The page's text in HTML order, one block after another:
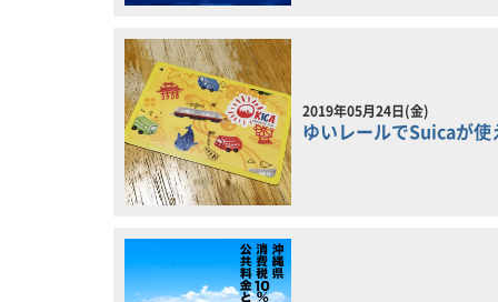
2019年05月24日(金)
ゆいレールでSuicaが使